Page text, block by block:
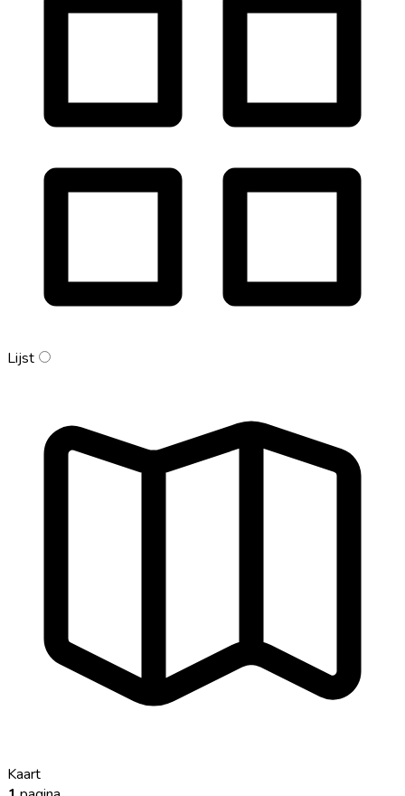
Lijst
Kaart